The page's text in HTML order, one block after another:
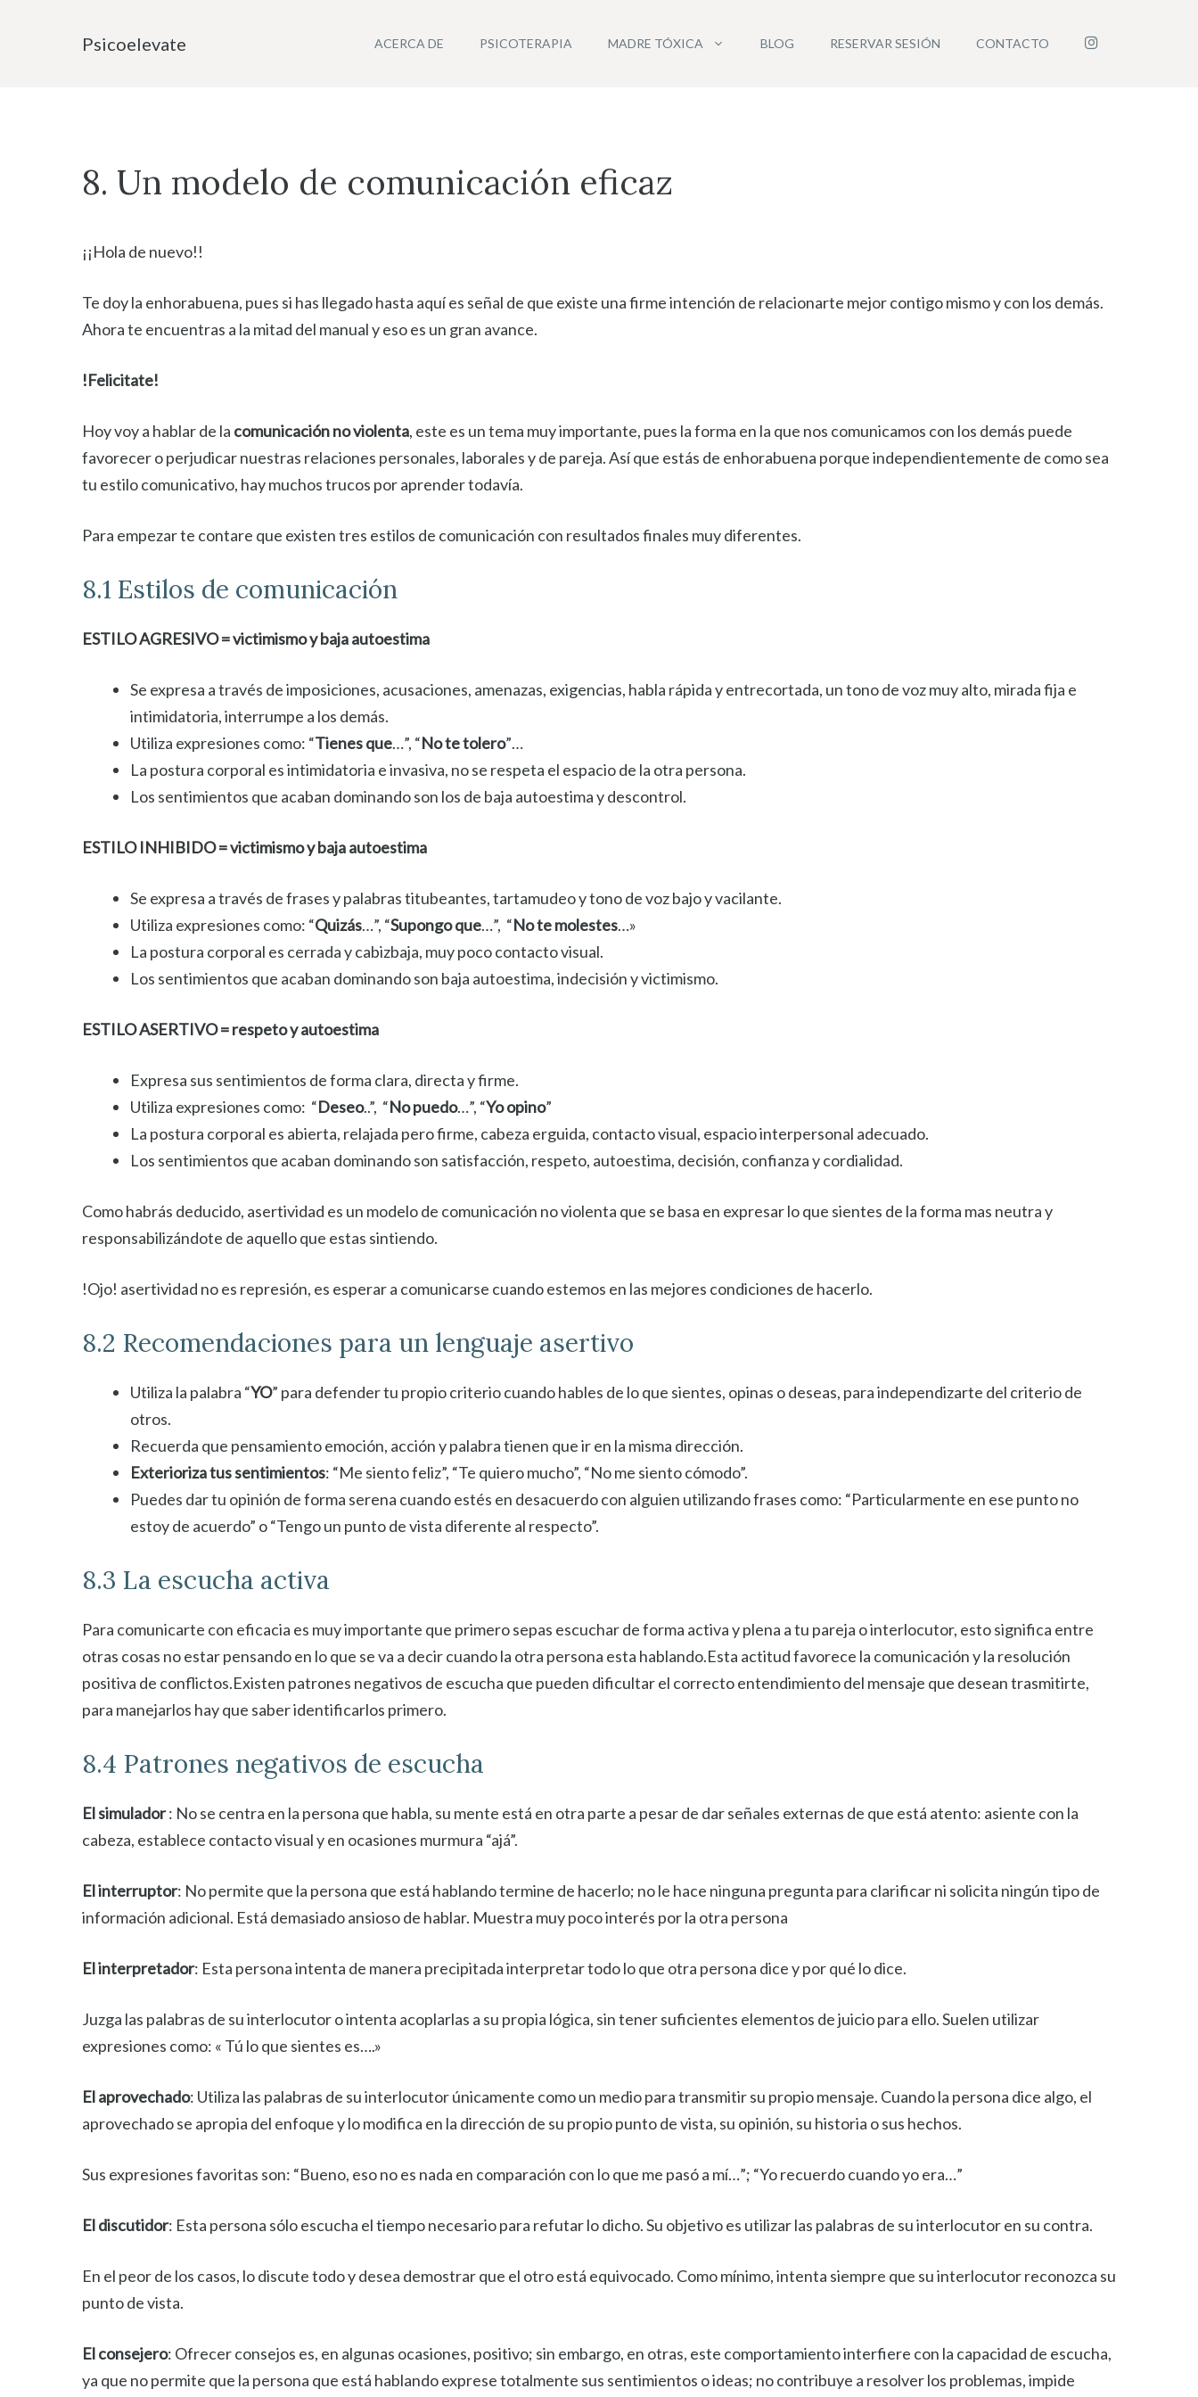
Psicoelevate ACERCA DE PSICOTERAPIA MADRE TÓXICA BLOG RESERVAR SESIÓN CONTACTO INSTAGRAM
8. Un modelo de comunicación eficaz
¡¡Hola de nuevo!!
Te doy la enhorabuena, pues si has llegado hasta aquí es señal de que existe una firme intención de relacionarte mejor contigo mismo y con los demás.
Ahora te encuentras a la mitad del manual y eso es un gran avance.
!Felicitate!
Hoy voy a hablar de la comunicación no violenta, este es un tema muy importante, pues la forma en la que nos comunicamos con los demás puede
favorecer o perjudicar nuestras relaciones personales, laborales y de pareja. Así que estás de enhorabuena porque independientemente de como sea
tu estilo comunicativo, hay muchos trucos por aprender todavía.
Para empezar te contare que existen tres estilos de comunicación con resultados finales muy diferentes.
8.1 Estilos de comunicación
ESTILO AGRESIVO = victimismo y baja autoestima
Se expresa a través de imposiciones, acusaciones, amenazas, exigencias, habla rápida y entrecortada, un tono de voz muy alto, mirada fija e
intimidatoria, interrumpe a los demás.
Utiliza expresiones como: “Tienes que…”, “No te tolero”…
La postura corporal es intimidatoria e invasiva, no se respeta el espacio de la otra persona.
Los sentimientos que acaban dominando son los de baja autoestima y descontrol.
ESTILO INHIBIDO = victimismo y baja autoestima
Se expresa a través de frases y palabras titubeantes, tartamudeo y tono de voz bajo y vacilante.
Utiliza expresiones como: “Quizás…”, “Supongo que…”, “No te molestes…»
La postura corporal es cerrada y cabizbaja, muy poco contacto visual.
Los sentimientos que acaban dominando son baja autoestima, indecisión y victimismo.
ESTILO ASERTIVO = respeto y autoestima
Expresa sus sentimientos de forma clara, directa y firme.
Utiliza expresiones como: “Deseo..”, “No puedo…”, “Yo opino”
La postura corporal es abierta, relajada pero firme, cabeza erguida, contacto visual, espacio interpersonal adecuado.
Los sentimientos que acaban dominando son satisfacción, respeto, autoestima, decisión, confianza y cordialidad.
Como habrás deducido, asertividad es un modelo de comunicación no violenta que se basa en expresar lo que sientes de la forma mas neutra y
responsabilizándote de aquello que estas sintiendo.
!Ojo! asertividad no es represión, es esperar a comunicarse cuando estemos en las mejores condiciones de hacerlo.
8.2 Recomendaciones para un lenguaje asertivo
Utiliza la palabra “YO” para defender tu propio criterio cuando hables de lo que sientes, opinas o deseas, para independizarte del criterio de
otros.
Recuerda que pensamiento emoción, acción y palabra tienen que ir en la misma dirección.
Exterioriza tus sentimientos: “Me siento feliz”, “Te quiero mucho”, “No me siento cómodo”.
Puedes dar tu opinión de forma serena cuando estés en desacuerdo con alguien utilizando frases como: “Particularmente en ese punto no
estoy de acuerdo” o “Tengo un punto de vista diferente al respecto”.
8.3 La escucha activa
Para comunicarte con eficacia es muy importante que primero sepas escuchar de forma activa y plena a tu pareja o interlocutor, esto significa entre
otras cosas no estar pensando en lo que se va a decir cuando la otra persona esta hablando.Esta actitud favorece la comunicación y la resolución
positiva de conflictos.Existen patrones negativos de escucha que pueden dificultar el correcto entendimiento del mensaje que desean trasmitirte,
para manejarlos hay que saber identificarlos primero.
8.4 Patrones negativos de escucha
El simulador: No se centra en la persona que habla, su mente está en otra parte a pesar de dar señales externas de que está atento: asiente con la
cabeza, establece contacto visual y en ocasiones murmura “ajá”.
El interruptor: No permite que la persona que está hablando termine de hacerlo; no le hace ninguna pregunta para clarificar ni solicita ningún tipo de
información adicional. Está demasiado ansioso de hablar. Muestra muy poco interés por la otra persona
El interpretador: Esta persona intenta de manera precipitada interpretar todo lo que otra persona dice y por qué lo dice.
Juzga las palabras de su interlocutor o intenta acoplarlas a su propia lógica, sin tener suficientes elementos de juicio para ello. Suelen utilizar
expresiones como: « Tú lo que sientes es….»
El aprovechado: Utiliza las palabras de su interlocutor únicamente como un medio para transmitir su propio mensaje. Cuando la persona dice algo, el
aprovechado se apropia del enfoque y lo modifica en la dirección de su propio punto de vista, su opinión, su historia o sus hechos.
Sus expresiones favoritas son: “Bueno, eso no es nada en comparación con lo que me pasó a mí…”; “Yo recuerdo cuando yo era…”
El discutidor: Esta persona sólo escucha el tiempo necesario para refutar lo dicho. Su objetivo es utilizar las palabras de su interlocutor en su contra.
En el peor de los casos, lo discute todo y desea demostrar que el otro está equivocado. Como mínimo, intenta siempre que su interlocutor reconozca su
punto de vista.
El consejero: Ofrecer consejos es, en algunas ocasiones, positivo; sin embargo, en otras, este comportamiento interfiere con la capacidad de escucha,
ya que no permite que la persona que está hablando exprese totalmente sus sentimientos o ideas; no contribuye a resolver los problemas, impide